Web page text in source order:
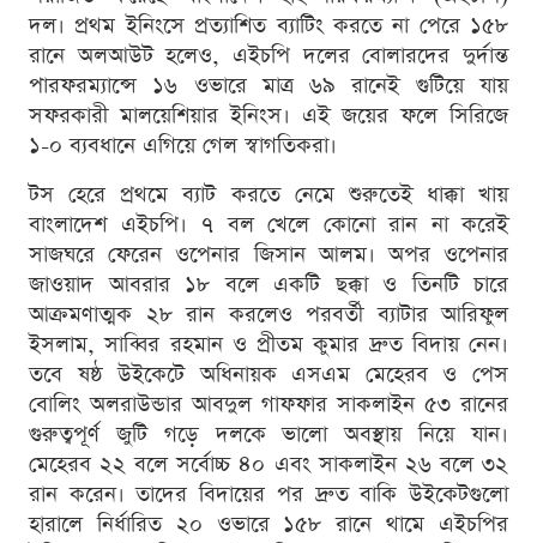
দল। প্রথম ইনিংসে প্রত্যাশিত ব্যাটিং করতে না পেরে ১৫৮
রানে অলআউট হলেও, এইচপি দলের বোলারদের দুর্দান্ত
পারফরম্যান্সে ১৬ ওভারে মাত্র ৬৯ রানেই গুটিয়ে যায়
সফরকারী মালয়েশিয়ার ইনিংস। এই জয়ের ফলে সিরিজে
১-০ ব্যবধানে এগিয়ে গেল স্বাগতিকরা।
টস হেরে প্রথমে ব্যাট করতে নেমে শুরুতেই ধাক্কা খায়
বাংলাদেশ এইচপি। ৭ বল খেলে কোনো রান না করেই
সাজঘরে ফেরেন ওপেনার জিসান আলম। অপর ওপেনার
জাওয়াদ আবরার ১৮ বলে একটি ছক্কা ও তিনটি চারে
আক্রমণাত্মক ২৮ রান করলেও পরবর্তী ব্যাটার আরিফুল
ইসলাম, সাব্বির রহমান ও প্রীতম কুমার দ্রুত বিদায় নেন।
তবে ষষ্ঠ উইকেটে অধিনায়ক এসএম মেহেরব ও পেস
বোলিং অলরাউন্ডার আবদুল গাফফার সাকলাইন ৫৩ রানের
গুরুত্বপূর্ণ জুটি গড়ে দলকে ভালো অবস্থায় নিয়ে যান।
মেহেরব ২২ বলে সর্বোচ্চ ৪০ এবং সাকলাইন ২৬ বলে ৩২
রান করেন। তাদের বিদায়ের পর দ্রুত বাকি উইকেটগুলো
হারালে নির্ধারিত ২০ ওভারে ১৫৮ রানে থামে এইচপির